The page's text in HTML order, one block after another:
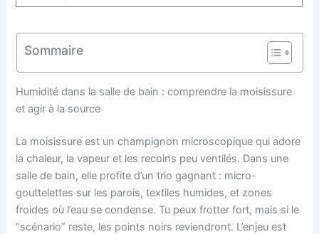
Sommaire
Humidité dans la salle de bain : comprendre la moisissure
et agir à la source
La moisissure est un champignon microscopique qui adore
la chaleur, la vapeur et les recoins peu ventilés. Dans une
salle de bain, elle profite d’un trio gagnant : micro-
gouttelettes sur les parois, textiles humides, et zones
froides où l’eau se condense. Tu peux frotter fort, mais si le
“scénario” reste, les points noirs reviendront. L’enjeu est